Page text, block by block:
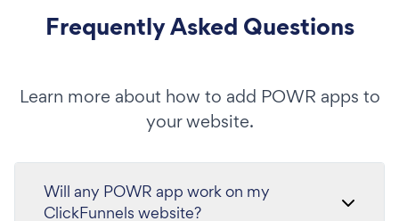
Frequently Asked Questions
Learn more about how to add POWR apps to
your website.
Will any POWR app work on my
ClickFunnels website?